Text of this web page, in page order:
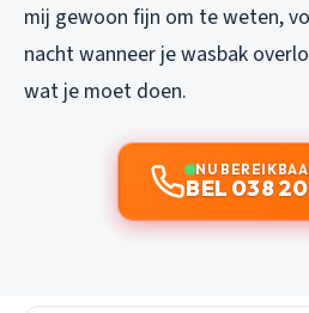
mij gewoon fijn om te weten,
nacht wanneer je wasbak
wat je moet doen.
NU
BEL 038